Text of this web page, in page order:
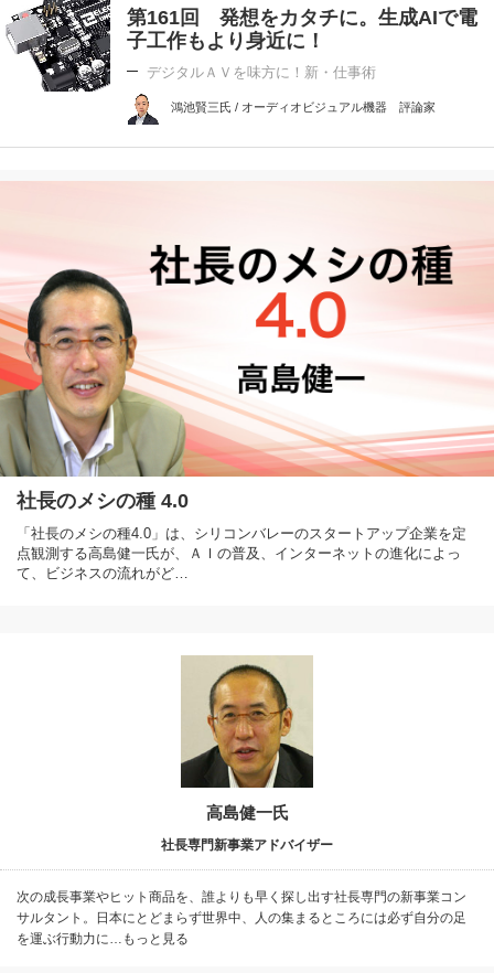
第161回 発想をカタチに。生成AIで電
子工作もより身近に！
デジタルＡＶを味方に！新・仕事術
鴻池賢三氏 / オーディオビジュアル機器 評論家
社長のメシの種 4.0
「社長のメシの種4.0」は、シリコンバレーのスタートアップ企業を定
点観測する高島健一氏が、ＡＩの普及、インターネットの進化によっ
て、ビジネスの流れがど…
高島健一氏
社長専門新事業アドバイザー
次の成長事業やヒット商品を、誰よりも早く探し出す社長専門の新事業コン
サルタント。日本にとどまらず世界中、人の集まるところには必ず自分の足
を運ぶ行動力に…もっと見る